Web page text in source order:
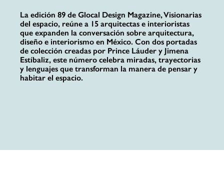
La edición 89 de Glocal Design Magazine, Visionarias
del espacio, reúne a 15 arquitectas e interioristas
que expanden la conversación sobre arquitectura,
diseño e interiorismo en México. Con dos portadas
de colección creadas por Prince Láuder y Jimena
Estíbaliz, este número celebra miradas, trayectorias
y lenguajes que transforman la manera de pensar y
habitar el espacio.